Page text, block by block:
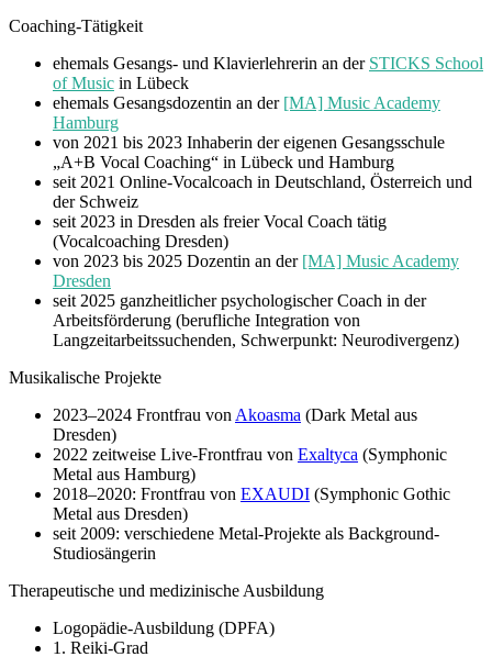
Coaching-Tätigkeit
ehemals Gesangs- und Klavierlehrerin an der STICKS School
of Music in Lübeck
ehemals Gesangsdozentin an der [MA] Music Academy
Hamburg
von 2021 bis 2023 Inhaberin der eigenen Gesangsschule
„A+B Vocal Coaching“ in Lübeck und Hamburg
seit 2021 Online-Vocalcoach in Deutschland, Österreich und
der Schweiz
seit 2023 in Dresden als freier Vocal Coach tätig
(Vocalcoaching Dresden)
von 2023 bis 2025 Dozentin an der [MA] Music Academy
Dresden
seit 2025 ganzheitlicher psychologischer Coach in der
Arbeitsförderung (berufliche Integration von
Langzeitarbeitssuchenden, Schwerpunkt: Neurodivergenz)
Musikalische Projekte
2023–2024 Frontfrau von Akoasma (Dark Metal aus
Dresden)
2022 zeitweise Live-Frontfrau von Exaltyca (Symphonic
Metal aus Hamburg)
2018–2020: Frontfrau von EXAUDI (Symphonic Gothic
Metal aus Dresden)
seit 2009: verschiedene Metal-Projekte als Background-
Studiosängerin
Therapeutische und medizinische Ausbildung
Logopädie-Ausbildung (DPFA)
1. Reiki-Grad